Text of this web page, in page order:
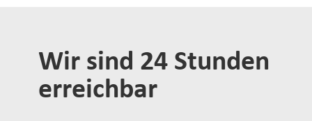
Wir sind 24 Stunden
erreichbar